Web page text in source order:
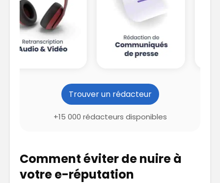
Trouver un rédacteur
+15 000 rédacteurs disponibles
Commentéviter de nuire à
votre e-réputation